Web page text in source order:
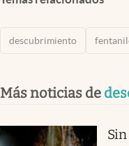
descubrimiento
Más noticias de